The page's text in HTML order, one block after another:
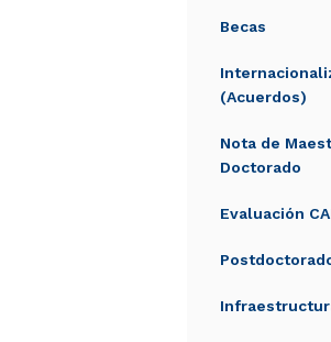
Becas
(Acuerdos)
Nota de
Doctorado
Evaluación